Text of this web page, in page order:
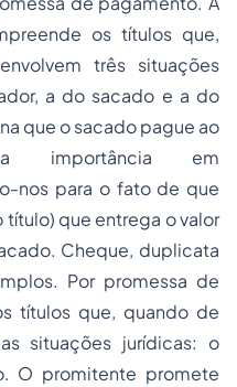
os títulos que,
três situações
a do sacado e a do
que o sacado pague ao
importância em
nos para o fato de que
que entrega o valor
Cheque, duplicata
Por promessa de
títulos que, quando de
situações jurídicas: o
O promitente promete